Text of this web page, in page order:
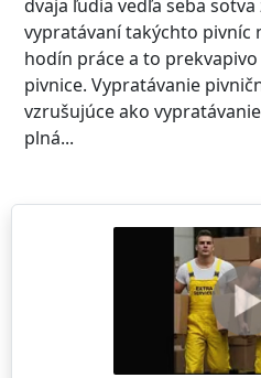
dvaja ľudia vedľa seba
vypratávaní takýchto pivníc
hodín práce a to
pivnice. Vypratávanie
vzrušujúce ako
plná...